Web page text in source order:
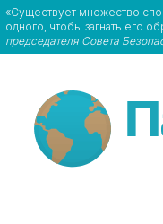
«Существует множество
одного, чтобы загнать его
председателя Совета